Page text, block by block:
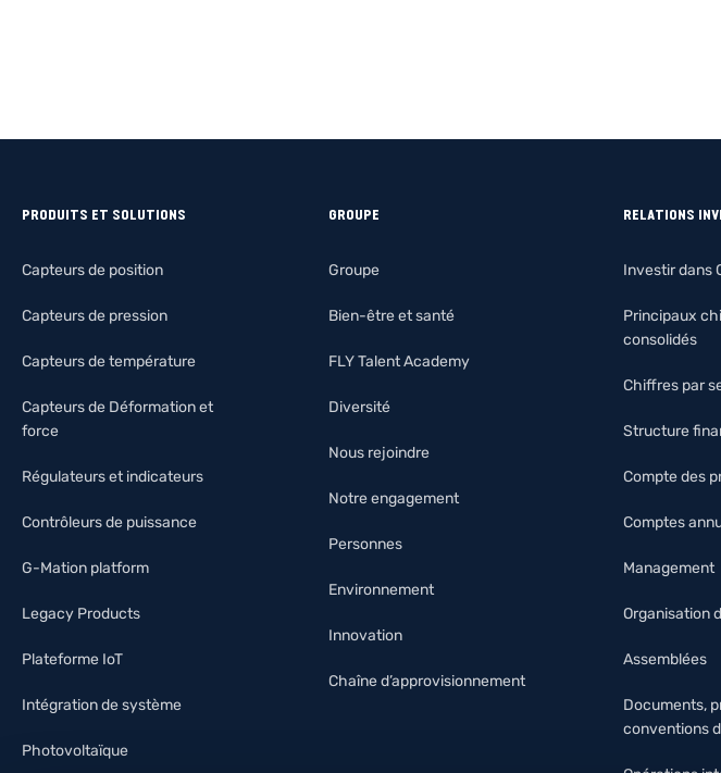
PRODUITS ET SOLUTIONS
Capteurs de position
Capteurs de pression
Capteurs de température
Capteurs de Déformation et
force
Régulateurs et indicateurs
Contrôleurs de puissance
G-Mation platform
Legacy Products
Plateforme IoT
Intégration de système
Photovoltaïque
GROUPE
Groupe
Bien-être et santé
FLY Talent Academy
Diversité
Nous rejoindre
Notre engagement
Personnes
Environnement
Innovation
Chaîne d’approvisionnement
RELATIONS
Investir dans
Principaux
consolidés
Chiffres par
Structure
Compte des
Comptes
Management
Organisation
Assemblées
Documents,
conventions